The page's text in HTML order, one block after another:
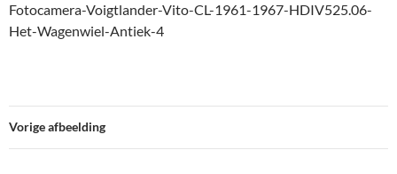
Fotocamera-Voigtlander-Vito-CL-1961-1967-HDIV525.06-
Het-Wagenwiel-Antiek-4
Vorige afbeelding